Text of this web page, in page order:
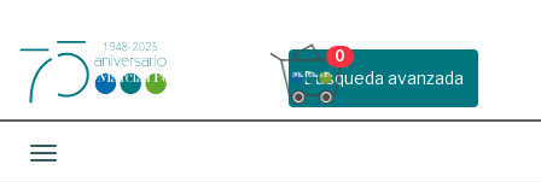
Busqueda avanzada
0
Toggle navigation